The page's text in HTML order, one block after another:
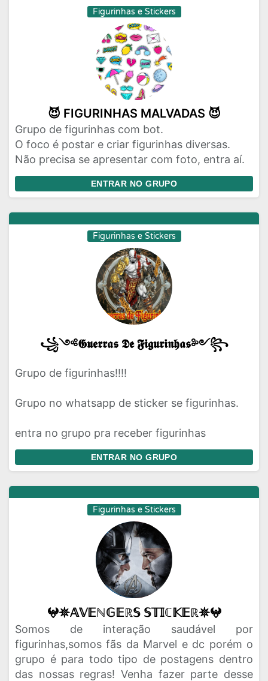
Figurinhas e Stickers
😈 FIGURINHAS MALVADAS 😈
Grupo de figurinhas com bot.
O foco é postar e criar figurinhas diversas.
Não precisa se apresentar com foto, entra aí.
ENTRAR NO GRUPO
Figurinhas e Stickers
꧁༺𝕲𝖚𝖊𝖗𝖗𝖆𝖘 𝕯𝖊 𝕱𝖎𝖌𝖚𝖗𝖎𝖓𝖍𝖆𝖘༻꧂
Grupo de figurinhas!!!!
Grupo no whatsapp de sticker se figurinhas.
entra no grupo pra receber figurinhas
ENTRAR NO GRUPO
Figurinhas e Stickers
𖤍𖤓𝔸𝕍𝔼ℕ𝔾𝔼ℝ𝕊 𝕊𝕋𝕀ℂ𝕂𝔼ℝ𖤓𖤍
Somos de interação saudável por
figurinhas,somos fãs da Marvel e dc porém o
grupo é para todo tipo de postagens dentro
das nossas regras! Venha fazer parte desse